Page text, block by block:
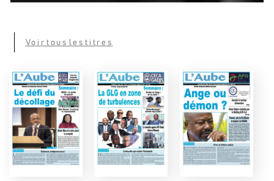
Voir tous les titres